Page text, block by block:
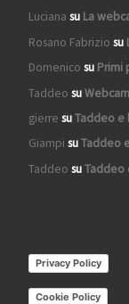
Luciana su La
Rosano Fabrizio su
Domenico su Primi
Taddeo suWebcam
gierre suTaddeo e
Giampi suTaddeo
Taddeo suTaddeo
Privacy Policy
Cookie Policy